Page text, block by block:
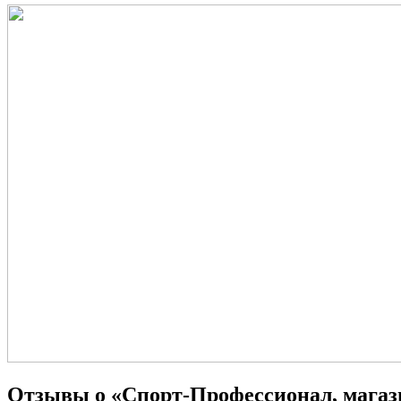
Отзывы о «Спорт-Профессионал,